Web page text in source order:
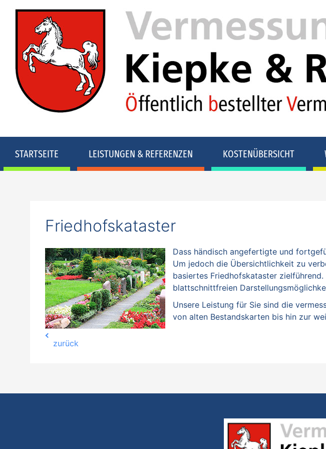
STARTSEITE LEISTUNGEN & REFERENZEN KOSTENÜBERSICHT
Friedhofskataster
Dass händisch angefertigte und
Um jedoch die Übersichtlichkeit zu
basiertes Friedhofskataster
blattschnittfreien
Unsere Leistung für Sie sind die
von alten Bestandskarten bis hin zur
zurück